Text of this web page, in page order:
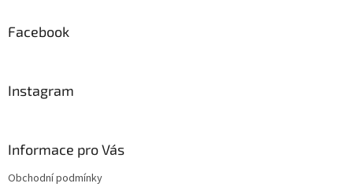
Facebook
Instagram
Informace pro Vás
Obchodní podmínky